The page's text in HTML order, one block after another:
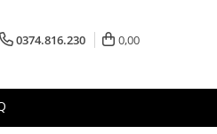
0374.816.230 0,00